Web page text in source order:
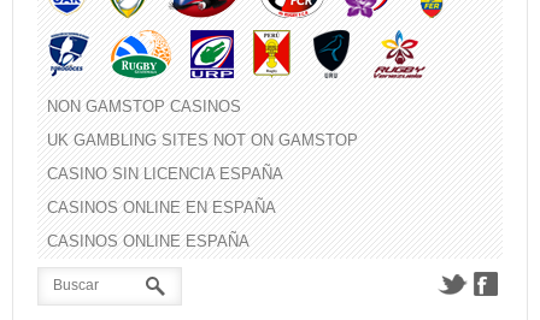
NON GAMSTOP CASINOS
UK GAMBLING SITES NOT ON GAMSTOP
CASINO SIN LICENCIA ESPAÑA
CASINOS ONLINE EN ESPAÑA
CASINOS ONLINE ESPAÑA